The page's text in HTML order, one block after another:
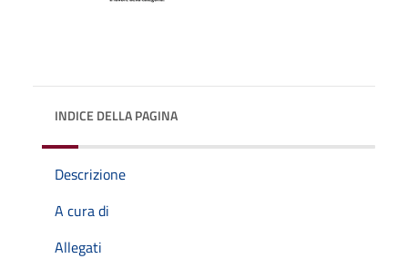
INDICE DELLA PAGINA
Descrizione
A cura di
Allegati